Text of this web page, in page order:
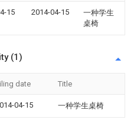
15 2014-04-15
一种学生
桌椅
(1)
date Title
04-15 一种学生桌椅